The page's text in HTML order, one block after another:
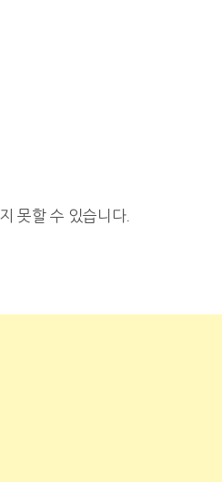
못할 수 있습니다.